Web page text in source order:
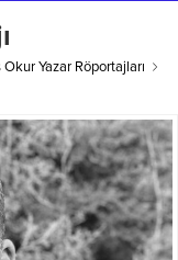
Yazar Röportajları